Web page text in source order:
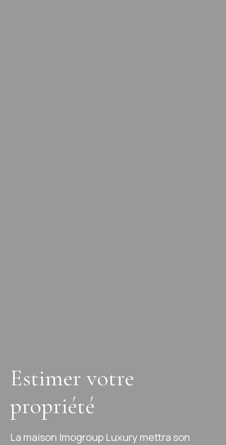
Estimer votre
propriété
La maison Imogroup Luxury mettra son